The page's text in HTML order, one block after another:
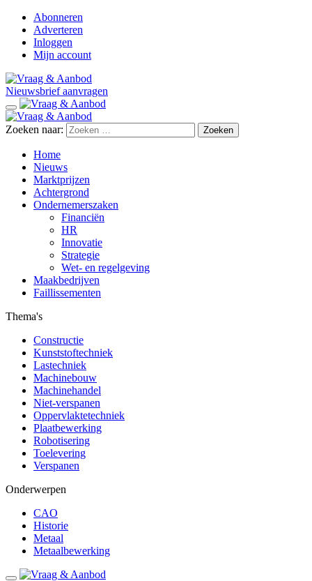
Abonneren
Adverteren
Inloggen
Mijn account
Nieuwsbrief aanvragen
Zoeken naar:
Home
Nieuws
Marktprijzen
Achtergrond
Ondernemerszaken
Financiën
HR
Innovatie
Strategie
Wet- en regelgeving
Maakbedrijven
Faillissementen
Thema's
Constructie
Kunststoftechniek
Lastechniek
Machinebouw
Machinehandel
Niet-verspanen
Oppervlaktetechniek
Plaatbewerking
Robotisering
Toelevering
Verspanen
Onderwerpen
CAO
Historie
Metaal
Metaalbewerking